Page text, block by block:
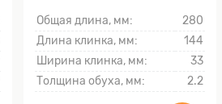
Общая длина, мм:
280
Длина клинка, мм:
144
Ширина клинка, мм:
33
Толщина обуха, мм:
2.2